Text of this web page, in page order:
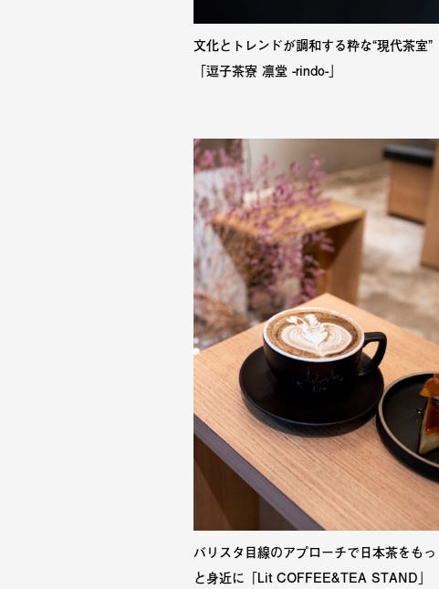
文化とトレンドが調和する粋な“現代茶室”
「逗子茶寮 凛堂 -rindo-」
バリスタ目線のアプローチで日本茶をもっ
と身近に「Lit COFFEE&TEA STAND」